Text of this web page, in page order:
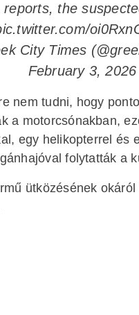
reports, the
City Times
February 3, 2026
nem tudni, hogy
a motorcsónakban,
egy helikopterrel és
folytatták a
ütközésének